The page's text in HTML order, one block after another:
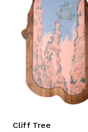
Cliff Tree